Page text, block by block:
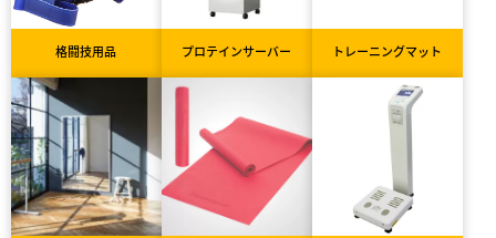
格闘技用品 プロテインサーバー トレーニングマット